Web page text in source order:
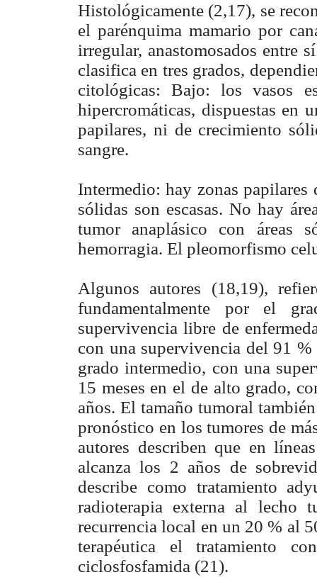
Histológicamente (2,17), se
el parénquima mamario por
irregular, anastomosados entre
clasifica en tres grados,
citológicas: Bajo: los vasos
hipercromáticas, dispuestas en
papilares, ni de crecimiento
sangre.
Intermedio: hay zonas papilares
sólidas son escasas. No hay
tumor anaplásico con áreas
hemorragia. El pleomorfismo
Algunos autores (18,19),
fundamentalmente por el
supervivencia libre de
con una supervivencia del 91
grado intermedio, con una
15 meses en el de alto grado,
años. El tamaño tumoral
pronóstico en los tumores de
autores describen que en
alcanza los 2 años de
describe como tratamiento
radioterapia externa al lecho
recurrencia local en un 20 % al
terapéutica el tratamiento
ciclosfosfamida (21).